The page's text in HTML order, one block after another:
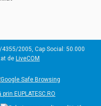
4355/2005, Cap Social: 50.000
de LiveCOM